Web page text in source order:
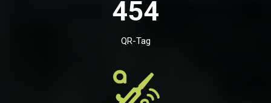
454
QR-Tag